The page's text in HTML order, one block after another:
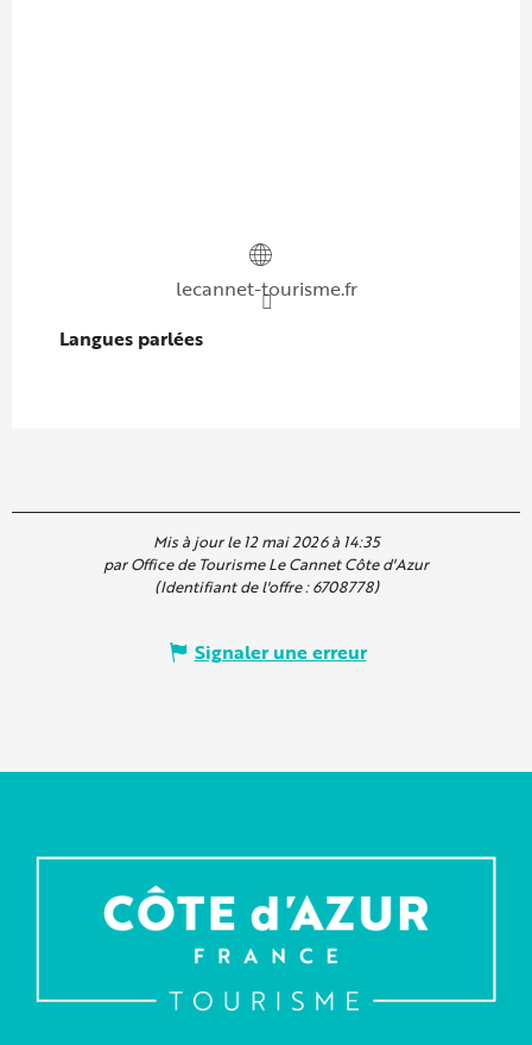
lecannet-tourisme.fr
Langues parlées
Langues parlées
Mis à jour le 12 mai 2026 à 14:35
par Office de Tourisme Le Cannet Côte d'Azur
(Identifiant de l'offre :6708778)
Signaler une erreur